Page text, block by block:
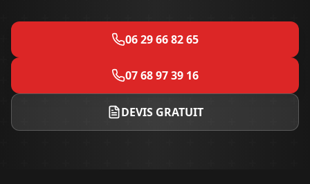
06 29 66 82 65
07 68 97 39 16
DEVIS GRATUIT